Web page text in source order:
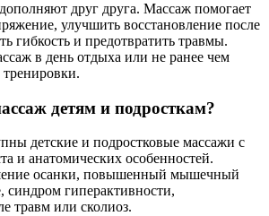
друг друга. Массаж помогает
улучшить восстановление после
гибкость и предотвратить травмы.
в день отдыха или не ранее чем
тренировки.
детям и подросткам?
детские и подростковые массажи с
и анатомических особенностей.
осанки, повышенный мышечный
синдром гиперактивности,
травм или сколиоз.